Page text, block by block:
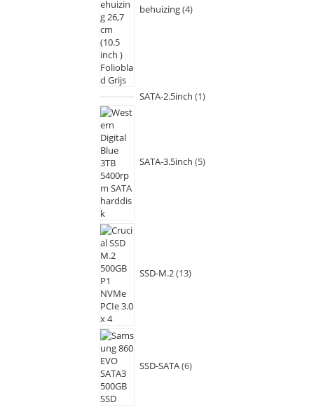
behuizing 4
SATA-2.5inch 1
SATA-3.5inch 5
SSD-M.2 13
SSD-SATA 6